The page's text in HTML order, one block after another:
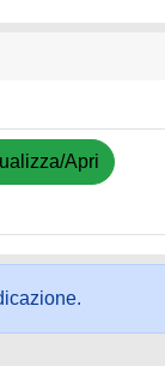
Apri